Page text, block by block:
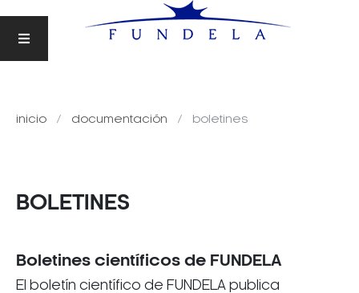
inicio documentación boletines
BOLETINES
Boletines científicos de FUNDELA
El boletín científico de FUNDELA publica